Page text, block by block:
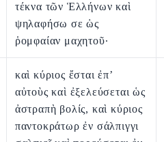
τέκνα τῶν Ἑλλήνων καὶ
ψηλαφήσω σε ὡς
ῥομφαίαν μαχητοῦ·
καὶ κύριος ἔσται ἐπ’
αὐτοὺς καὶ ἐξελεύσεται ὡς
ἀστραπὴ βολίς, καὶ κύριος
παντοκράτωρ ἐν σάλπιγγι